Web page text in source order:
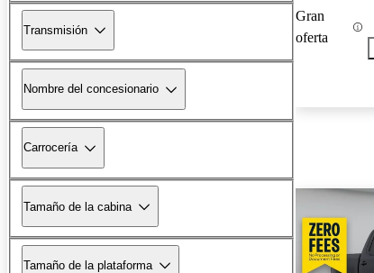
Transmisión
Nombre del concesionario
Carrocería
Tamaño de la cabina
Tamaño de la plataforma
Gran
oferta